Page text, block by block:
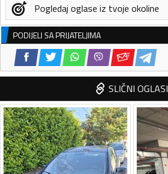
Pogledaj oglase iz tvoje okoline
PODIJELI SA PRIJATELJIMA
SLIČNI OGLASI